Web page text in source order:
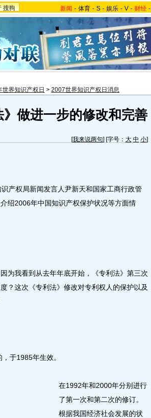
搜狗 新闻 - 体育 - S - 娱乐 - V - 财经 -
世界知识产权日 > 2007世界知识产权日消息
做进一步的修改和完善
[我来说两句] [字号： 大 中 小]
权局新闻发言人尹新天和国家工商行政管
绍2006年中国知识产权保护状况等方面情
我看到从去年年底开始，《专利法》第三次
？这次《专利法》修改对专利权人的保护以及
于1985年生效。
在1992年和2000年分别进行
了第一次和第二次的修订。
根据我国经济社会发展的状